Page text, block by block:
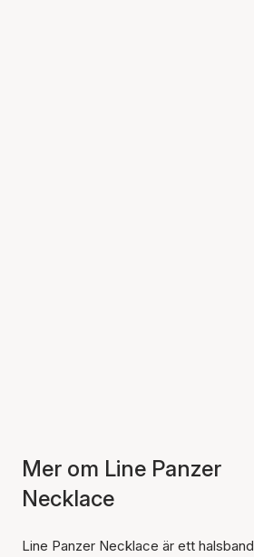
Mer om Line Panzer
Necklace
Line Panzer Necklace är ett halsband